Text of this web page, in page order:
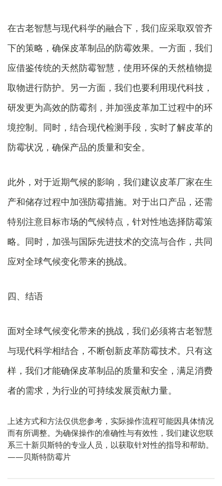
在古老智慧与现代科学的融合下，我们应采取双管齐
下的策略，确保皮革制品的防霉效果。一方面，我们
应借鉴传统的天然防霉智慧，使用环保的天然植物提
取物进行防护。另一方面，我们也要利用现代科技，
研发更为高效的防霉剂，并加强皮革加工过程中的环
境控制。同时，结合现代检测手段，实时了解皮革的
防霉状况，确保产品的质量和安全。
此外，对于近期气候的影响，我们建议皮革厂家在生
产和储存过程中加强防霉措施。对于出口产品，还需
特别注意目标市场的气候特点，针对性地选择防霉策
略。同时，加强与国际先进技术的交流与合作，共同
应对全球气候变化带来的挑战。
四、结语
面对全球气候变化带来的挑战，我们必须将古老智慧
与现代科学相结合，不断创新皮革防霉技术。只有这
样，我们才能确保皮革制品的质量和安全，满足消费
者的需求，为行业的可持续发展贡献力量。
上述方式和方法仅供您参考，实际操作流程可能因具体情况
而有所调整。为确保操作的准确性与有效性，我们建议您联
系三十新贝斯特的专业人员，以获取针对性的指导和帮助。
——贝斯特防霉片